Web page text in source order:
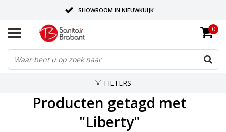
SHOWROOM IN NIEUWKUIJK
BEZORGING OP AFSPRAAK
LEVERING EN REALISATIE ONDER EEN DAK!
0
FILTERS
Producten getagd met
"Liberty"